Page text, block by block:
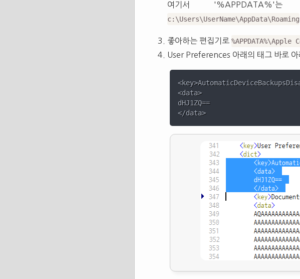
여기서 '%APPDATA%'
c:\Users\UserName\AppData\Roaming
좋아하는 편집기로
User Preferences 아래의 태그 바로
<data>
dHJ1ZQ==